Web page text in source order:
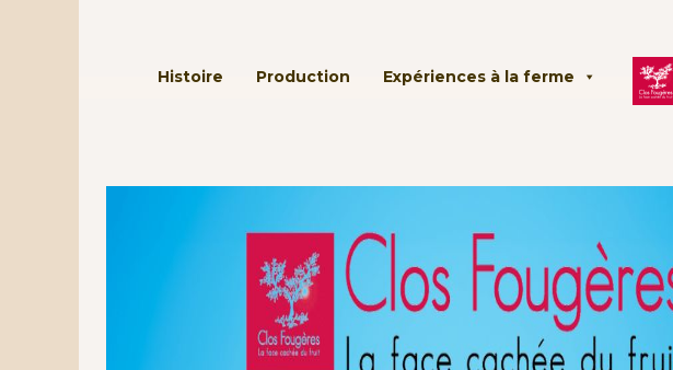
Histoire Production Expériences à la ferme